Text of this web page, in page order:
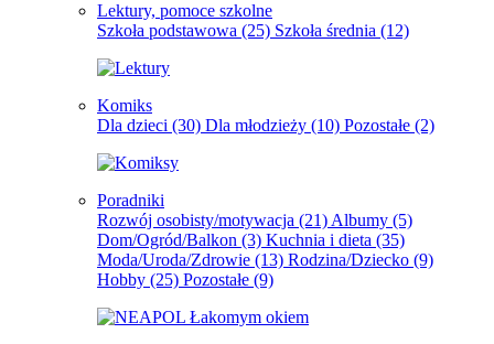
Lektury, pomoce szkolne
Szkoła podstawowa (25) Szkoła średnia (12)
Komiks
Dla dzieci (30) Dla młodzieży (10) Pozostałe (2)
Poradniki
Rozwój osobisty/motywacja (21) Albumy (5)
Dom/Ogród/Balkon (3) Kuchnia i dieta (35)
Moda/Uroda/Zdrowie (13) Rodzina/Dziecko (9)
Hobby (25) Pozostałe (9)